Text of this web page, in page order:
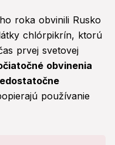
roka obvinili Rusko
chlórpikrín, ktorú
prvej svetovej
obvinenia
používanie